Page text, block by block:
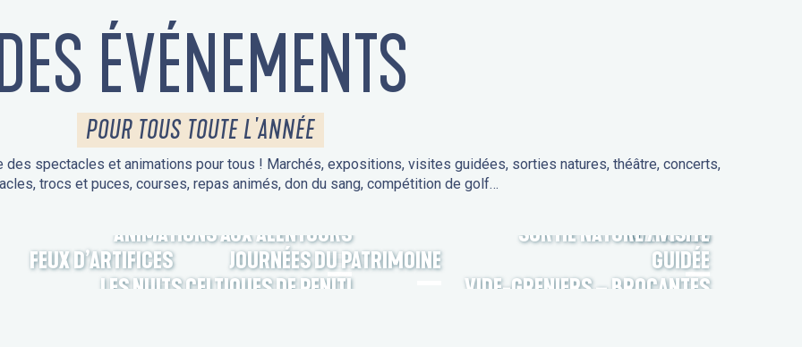
ÉVÉNEMENTS
POUR TOUS TOUTE L'ANNÉE
des spectacles et animations pour tous ! Marchés, expositions, visites guidées, sorties natures, théâtre, concerts,
trocs et puces, courses, repas animés, don du sang, compétition de golf…
ANIMATIONS AUX ALENTOURS
MARCHÉS
FEUX D’ARTIFICES JOURNÉES DU PATRIMOINE
SORTIE NATURE / VISITE
GUIDÉE
LES NUITS CELTIQUES DE PENITI VIDE-GRENIERS – BROCANTES